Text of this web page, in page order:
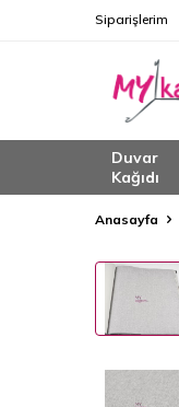
Siparişlerim
Duvar
Kağıdı
Anasayfa